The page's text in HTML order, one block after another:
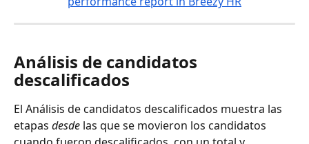
Análisis de candidatos
descalificados
El Análisis de candidatos descalificados muestra las
etapas desde las que se movieron los candidatos